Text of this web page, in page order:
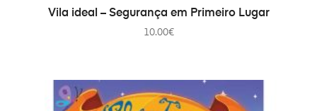
AJOUTER AU PANIER
Vila ideal – Segurança em Primeiro Lugar
10.00€